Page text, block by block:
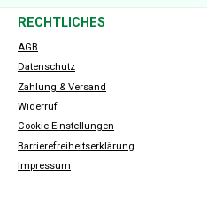
RECHTLICHES
AGB
Datenschutz
Zahlung & Versand
Widerruf
Cookie Einstellungen
Barrierefreiheitserklärung
Impressum